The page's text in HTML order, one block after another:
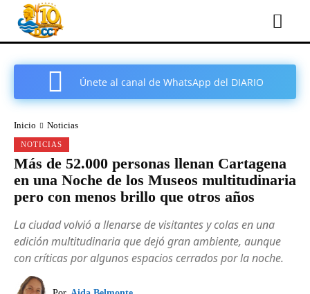
Únete al canal de WhatsApp del DIARIO
Inicio Noticias
NOTICIAS
Más de 52.000 personas llenan Cartagena
en una Noche de los Museos multitudinaria
pero con menos brillo que otros años
La ciudad volvió a llenarse de visitantes y colas en una
edición multitudinaria que dejó gran ambiente, aunque
con críticas por algunos espacios cerrados por la noche.